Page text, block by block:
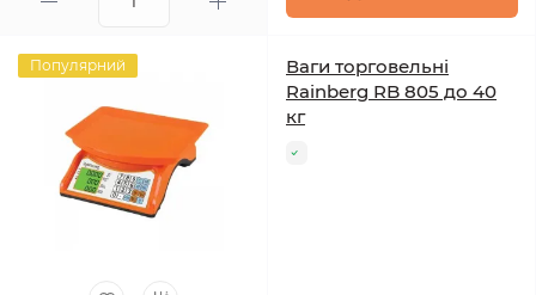
Популярний
Ваги торговельні
Rainberg RB 805 до 40
кг